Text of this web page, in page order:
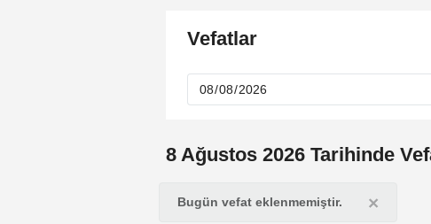
Vefatlar
8 Ağustos 2026 Tarihinde
Bugün vefat eklenmemiştir. ×